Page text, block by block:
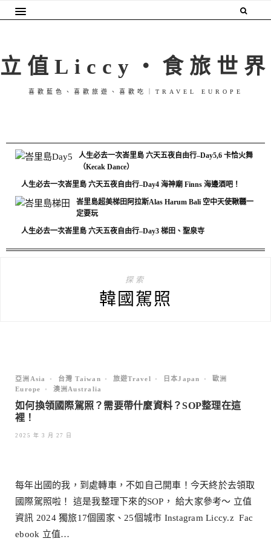
立值Liccy・食旅世界
喜歡藍色、喜歡旅遊、喜歡吃｜TRAVEL EUROPE
人生必去一次峇里島 六天五夜自由行–Day5,6 卡恰火舞
（Kecak Dance）
人生必去一次峇里島 六天五夜自由行–Day4 海神廟 Finns 海邊酒吧！
峇里島超美梯田阿拉斯Alas Harum Bali 空中天使鞦韆一
定要玩
人生必去一次峇里島 六天五夜自由行–Day3 梯田、聖泉寺
探索
韓國駕照
亞洲Asia • 台灣 Taiwan • 旅遊Travel • 日本Japan •
歐洲
Europe
• 澳洲Australia
如何換領國際駕照？需要帶什麼資料？SOP整理在這
裡！
2025 年 3 月 27 日
每年出國的我，到處轉車，不如自己開車！今天終於去領取
國際駕照啦！ 這是我整理下來的SOP， 給大家參考～ 立值
資訊 2024 獨旅17個國家、25個城市 Instagram Liccy.z Fac
ebook 立值…